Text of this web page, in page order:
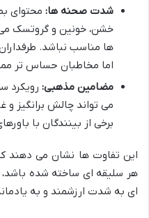
شدت صحنه ها: محتوای
خشن، خونین و گروتسک
ها مناسب نباشد.
اما مخاطبان حساس تر
مضامین مذهبی: رویکرد
می تواند چالش برانگیز
برخی از بینندگان با
هر سلیقه ای ساخته شده باشد،
ای به شدت ارزشمند و به